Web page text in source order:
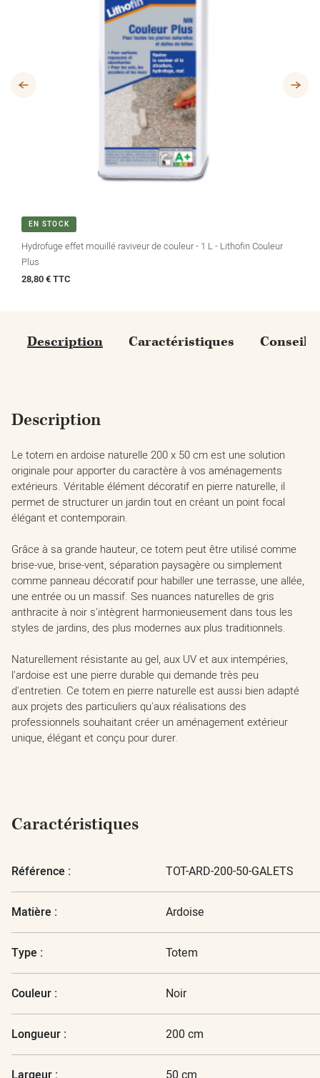
EN STOCK
Hydrofuge effet mouillé raviveur de couleur - 1 L - Lithofin Couleur
Plus
Prix
28,80 € TTC
Description Caractéristiques Conseils
Description
Le totem en ardoise naturelle 200 x 50 cm est une solution
originale pour apporter du caractère à vos aménagements
extérieurs. Véritable élément décoratif en pierre naturelle, il
permet de structurer un jardin tout en créant un point focal
élégant et contemporain.
Grâce à sa grande hauteur, ce totem peut être utilisé comme
brise-vue, brise-vent, séparation paysagère ou simplement
comme panneau décoratif pour habiller une terrasse, une allée,
une entrée ou un massif. Ses nuances naturelles de gris
anthracite à noir s'intègrent harmonieusement dans tous les
styles de jardins, des plus modernes aux plus traditionnels.
Naturellement résistante au gel, aux UV et aux intempéries,
l'ardoise est une pierre durable qui demande très peu
d'entretien. Ce totem en pierre naturelle est aussi bien adapté
aux projets des particuliers qu'aux réalisations des
professionnels souhaitant créer un aménagement extérieur
unique, élégant et conçu pour durer.
Caractéristiques
Référence : TOT-ARD-200-50-GALETS
Matière : Ardoise
Type : Totem
Couleur : Noir
Longueur : 200 cm
Largeur :